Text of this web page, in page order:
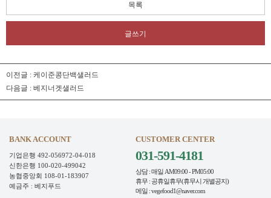
목록
글쓰기
이전글 : 케이준콩단백샐러드
다음글 : 베지너겟샐러드
BANK ACCOUNT
기업은행 492-056972-04-018
신한은행 100-020-499042
농협중앙회 108-01-183907
예금주 : 베지푸드
CUSTOMER CENTER
031-591-4181
상담 : 매일 AM09:00 - PM05:00
휴무 : 공휴일휴무(휴무시 개별공지)
메일 : vegefood1@naver.com